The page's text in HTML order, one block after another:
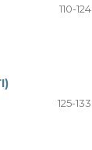
110-124
125-133